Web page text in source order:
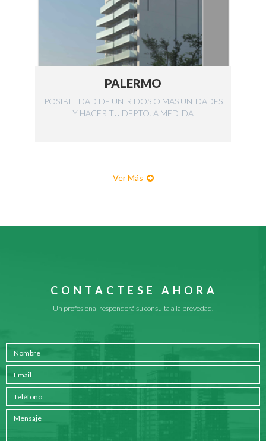
PALERMO
POSIBILIDAD DE UNIR DOS O MAS UNIDADES
Y HACER TU DEPTO. A MEDIDA
Ver Más
CONTACTESE AHORA
Un profesional responderá su consulta a la brevedad.